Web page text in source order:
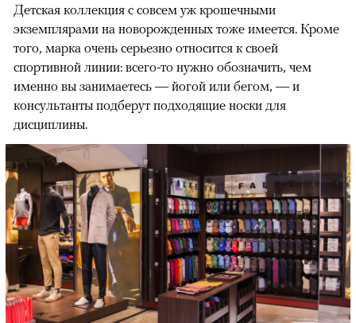
Детская коллекция с совсем уж крошечными
экземплярами на новорожденных тоже имеется. Кроме
того, марка очень серьезно относится к своей
спортивной линии: всего-то нужно обозначить, чем
именно вы занимаетесь — йогой или бегом, — и
консультанты подберут подходящие носки для
дисциплины.